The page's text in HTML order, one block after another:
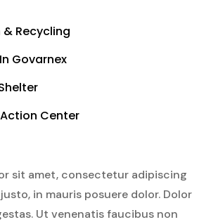
Recycling
Govarnex
Center
sit amet, consectetur adipiscing
in mauris posuere dolor. Dolor
Ut venenatis faucibus non